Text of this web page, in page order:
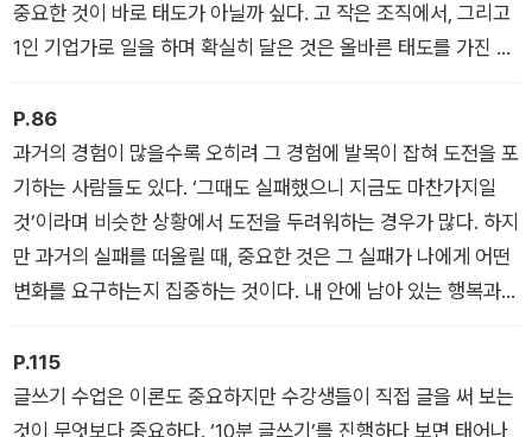
중요한 것이 바로 태도가 아닐까 싶다. 고 작은 조직에서, 그리고
1인 기업가로 일을 하며 확실히 달은 것은 올바른 태도를 가진 사
람이 귀하다는 것이었다. 력은 뛰어나지만 태도가 별로인 사람이
많다. 능력이 조금 부족태도가 올바른 사람에게는 많은 기회가 찾
아오며 빠르게 능력을 키워내는 경우가 많다. 능력도 뛰어나고 태
도 또한 올바른 사람은 어디서 무얼 하든 눈에 띌 수밖에 없다.
P.86
과거의 경험이 많을수록 오히려 그 경험에 발목이 잡혀 도전을 포
기하는 사람들도 있다. ‘그때도 실패했으니 지금도 마찬가지일
것’이라며 비슷한 상황에서 도전을 두려워하는 경우가 많다. 하지
만 과거의 실패를 떠올릴 때, 중요한 것은 그 실패가 나에게 어떤
변화를 요구하는지 집중하는 것이다. 내 안에 남아 있는 행복과
몰입의 경험을 찾아, 그것을 두려움 없는 도전의 원동력으로 삼기
를 바란다.
P.115
글쓰기 수업은 이론도 중요하지만 수강생들이 직접 글을 써 보는
것이 무엇보다 중요하다. ‘10분 글쓰기’를 진행하다 보면 태어나